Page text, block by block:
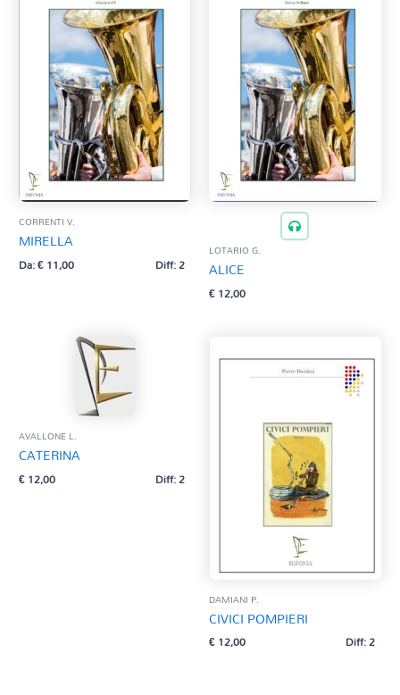
CORRENTI V.
MIRELLA
Da:€11,00 Diff: 2
LOTARIO G.
ALICE
€12,00
AVALLONE L.
CATERINA
€12,00 Diff: 2
DAMIANI P.
CIVICI POMPIERI
€12,00 Diff: 2